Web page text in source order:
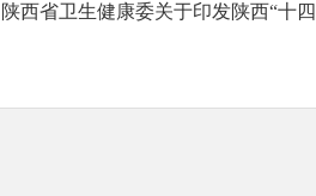
陕西省卫生健康委关于印发陕西“十